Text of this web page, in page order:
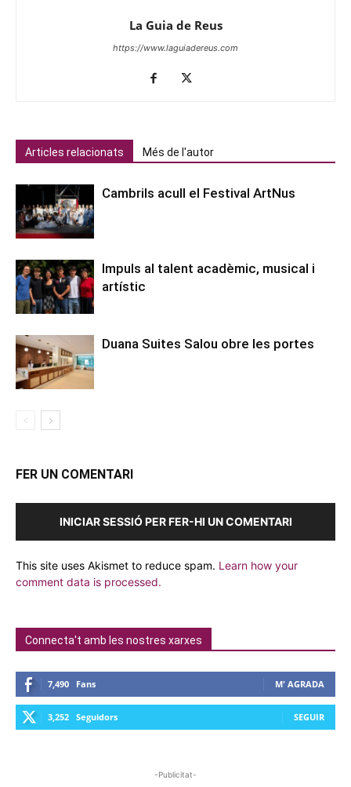
La Guia de Reus
https://www.laguiadereus.com
Articles relacionats Més de l'autor
Cambrils acull el Festival ArtNus
Impuls al talent acadèmic, musical i
artístic
Duana Suites Salou obre les portes
FER UN COMENTARI
INICIAR SESSIÓ PER FER-HI UN COMENTARI
This site uses Akismet to reduce spam. Learn how your
comment data is processed.
Connecta't amb les nostres xarxes
7,490 Fans M' AGRADA
3,252 Seguidors SEGUIR
-Publicitat-